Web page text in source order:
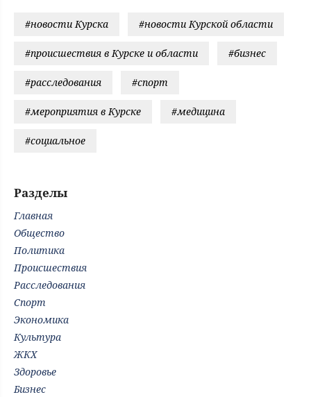
#новости Курска #новости Курской области
#происшествия в Курске и области #бизнес
#расследования #спорт
#мероприятия в Курске #медицина
#социальное
Разделы
Главная
Общество
Политика
Происшествия
Расследования
Спорт
Экономика
Культура
ЖКХ
Здоровье
Бизнес